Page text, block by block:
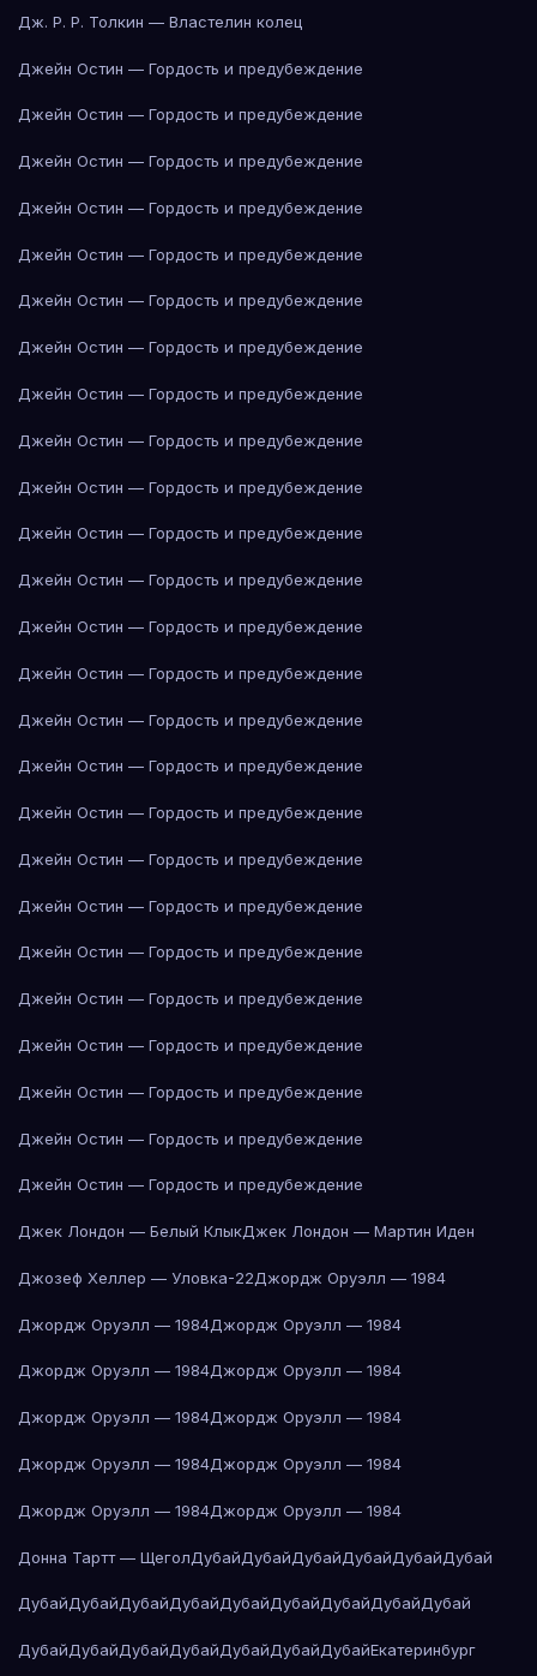
Дж. Р. Р. Толкин — Властелин колец
Джейн Остин — Гордость и предубеждение
Джейн Остин — Гордость и предубеждение
Джейн Остин — Гордость и предубеждение
Джейн Остин — Гордость и предубеждение
Джейн Остин — Гордость и предубеждение
Джейн Остин — Гордость и предубеждение
Джейн Остин — Гордость и предубеждение
Джейн Остин — Гордость и предубеждение
Джейн Остин — Гордость и предубеждение
Джейн Остин — Гордость и предубеждение
Джейн Остин — Гордость и предубеждение
Джейн Остин — Гордость и предубеждение
Джейн Остин — Гордость и предубеждение
Джейн Остин — Гордость и предубеждение
Джейн Остин — Гордость и предубеждение
Джейн Остин — Гордость и предубеждение
Джейн Остин — Гордость и предубеждение
Джейн Остин — Гордость и предубеждение
Джейн Остин — Гордость и предубеждение
Джейн Остин — Гордость и предубеждение
Джейн Остин — Гордость и предубеждение
Джейн Остин — Гордость и предубеждение
Джейн Остин — Гордость и предубеждение
Джейн Остин — Гордость и предубеждение
Джейн Остин — Гордость и предубеждение
Джек Лондон — Белый КлыкДжек Лондон — Мартин Иден
Джозеф Хеллер — Уловка-22Джордж Оруэлл — 1984
Джордж Оруэлл — 1984Джордж Оруэлл — 1984
Джордж Оруэлл — 1984Джордж Оруэлл — 1984
Джордж Оруэлл — 1984Джордж Оруэлл — 1984
Джордж Оруэлл — 1984Джордж Оруэлл — 1984
Джордж Оруэлл — 1984Джордж Оруэлл — 1984
Донна Тартт — ЩеголДубайДубайДубайДубайДубайДубай
ДубайДубайДубайДубайДубайДубайДубайДубайДубай
ДубайДубайДубайДубайДубайДубайДубайЕкатеринбург